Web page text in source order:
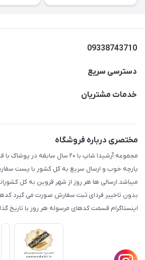
09338743710
دسترسی سریع
حساب کاربری
لیست محصولات
درباره ما
تماس با ما
خدمات مشتریان
مختصری درباره فروشگاه
مجموعه آرشیدا شاپ با ۲۰ سال
پارچه خوب و ارسال سریع به کل کشور با پست
میباشد.ارسالی ها هر روز از شهر قزوین به کل
بدون تاخییر فردای ثبت سفارش صورت می
اینستاگرام قسمت کدهای مرسوله هر روز با تاریخ